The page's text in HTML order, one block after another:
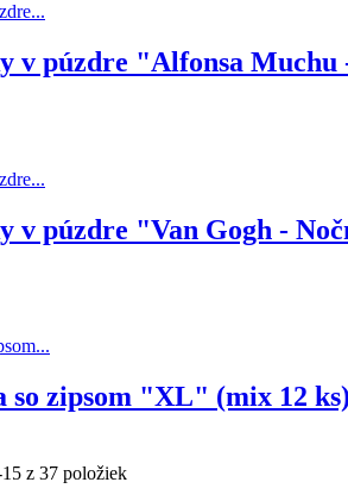
v púzdre "Alfonsa
v púzdre "Van Gogh -
so zipsom "XL" (mix 12 ks)
z 37 položiek